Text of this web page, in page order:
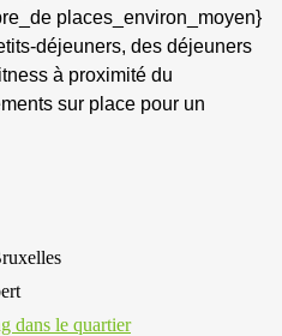
places_environ_moyen}
déjeuners, des déjeuners
à proximité du
sur place pour un
dans le quartier